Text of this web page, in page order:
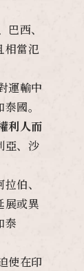
西、
相當氾
運輸中
國。
利人而
亞、沙
伯、
展或異
泰
使在印